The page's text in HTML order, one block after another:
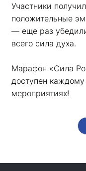
Участники
положительные
— еще раз
всего сила духа.
Марафон «Сила
доступен
мероприятиях!